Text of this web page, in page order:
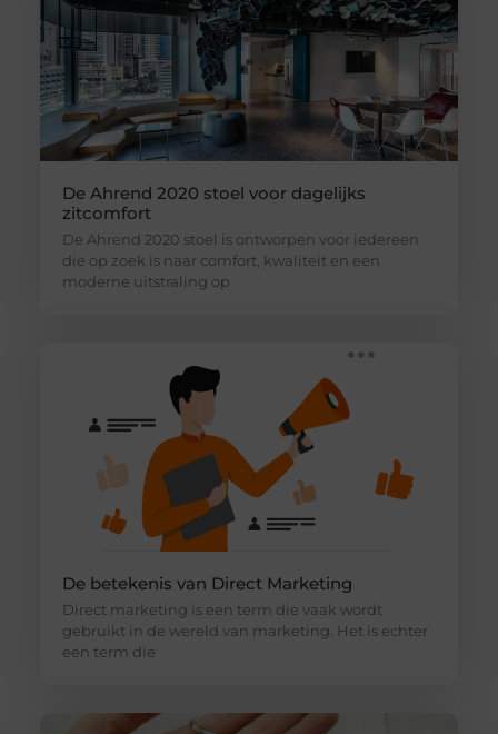
De Ahrend 2020 stoel voor dagelijks
zitcomfort
De Ahrend 2020 stoel is ontworpen voor iedereen
die op zoek is naar comfort, kwaliteit en een
moderne uitstraling op
De betekenis van Direct Marketing
Direct marketing is een term die vaak wordt
gebruikt in de wereld van marketing. Het is echter
een term die